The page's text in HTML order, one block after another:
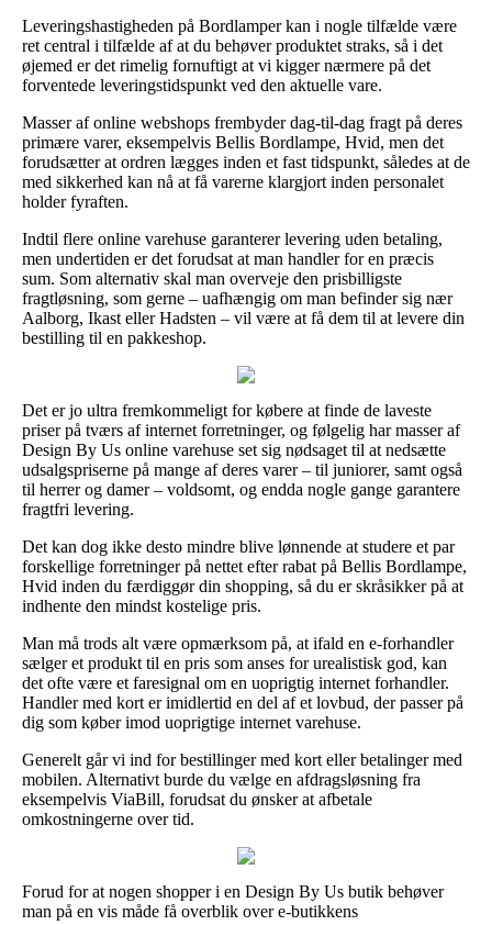
Leveringshastigheden på Bordlamper kan i nogle tilfælde være
ret central i tilfælde af at du behøver produktet straks, så i det
øjemed er det rimelig fornuftigt at vi kigger nærmere på det
forventede leveringstidspunkt ved den aktuelle vare.
Masser af online webshops frembyder dag-til-dag fragt på deres
primære varer, eksempelvis Bellis Bordlampe, Hvid, men det
forudsætter at ordren lægges inden et fast tidspunkt, således at de
med sikkerhed kan nå at få varerne klargjort inden personalet
holder fyraften.
Indtil flere online varehuse garanterer levering uden betaling,
men undertiden er det forudsat at man handler for en præcis
sum. Som alternativ skal man overveje den prisbilligste
fragtløsning, som gerne – uafhængig om man befinder sig nær
Aalborg, Ikast eller Hadsten – vil være at få dem til at levere din
bestilling til en pakkeshop.
Det er jo ultra fremkommeligt for købere at finde de laveste
priser på tværs af internet forretninger, og følgelig har masser af
Design By Us online varehuse set sig nødsaget til at nedsætte
udsalgspriserne på mange af deres varer – til juniorer, samt også
til herrer og damer – voldsomt, og endda nogle gange garantere
fragtfri levering.
Det kan dog ikke desto mindre blive lønnende at studere et par
forskellige forretninger på nettet efter rabat på Bellis Bordlampe,
Hvid inden du færdiggør din shopping, så du er skråsikker på at
indhente den mindst kostelige pris.
Man må trods alt være opmærksom på, at ifald en e-forhandler
sælger et produkt til en pris som anses for urealistisk god, kan
det ofte være et faresignal om en uoprigtig internet forhandler.
Handler med kort er imidlertid en del af et lovbud, der passer på
dig som køber imod uoprigtige internet varehuse.
Generelt går vi ind for bestillinger med kort eller betalinger med
mobilen. Alternativt burde du vælge en afdragsløsning fra
eksempelvis ViaBill, forudsat du ønsker at afbetale
omkostningerne over tid.
Forud for at nogen shopper i en Design By Us butik behøver
man på en vis måde få overblik over e-butikkens